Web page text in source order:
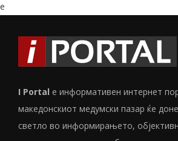
e
I Portal е информативен интернет
македонскиот медумски пазар ќе
светло во информирањето,